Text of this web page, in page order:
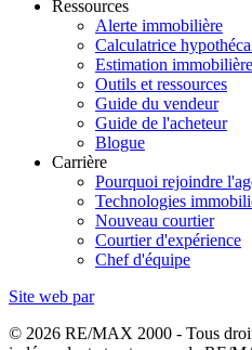
Ressources
Alerte immobilière
Calculatrice
Estimation immobilière
Outils et ressources
Guide du vendeur
Guide de l'acheteur
Blogue
Carrière
Pourquoi rejoindre
Technologies
Nouveau courtier
Courtier d'expérience
Chef d'équipe
Site web par
© 2026 RE/MAX 2000 - Tous